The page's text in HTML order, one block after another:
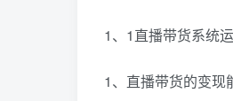
1、1直播带货系统
1、直播带货的变现